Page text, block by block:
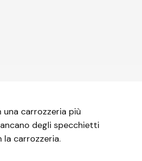
carrozzeria più
degli specchietti
carrozzeria.